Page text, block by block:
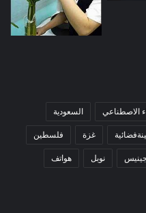
الاصطناعي السعودية
غزة فلسطين
نوبل هواتف